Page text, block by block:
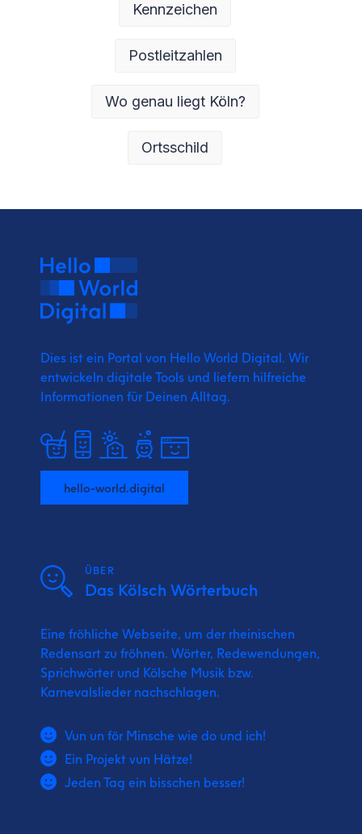
Kennzeichen
Postleitzahlen
Wo genau liegt Köln?
Ortsschild
Dies ist ein Portal von Hello World Digital. Wir
entwickeln digitale Tools und liefern hilfreiche
Informationen für Deinen Alltag.
hello-world.digital
ÜBER
Das Kölsch Wörterbuch
Eine fröhliche Webseite, um der rheinischen
Redensart zu fröhnen. Wörter, Redewendungen,
Sprichwörter und Kölsche Musik bzw.
Karnevalslieder nachschlagen.
Vun un för Minsche wie do und ich!
Ein Projekt vun Hätze!
Jeden Tag ein bisschen besser!